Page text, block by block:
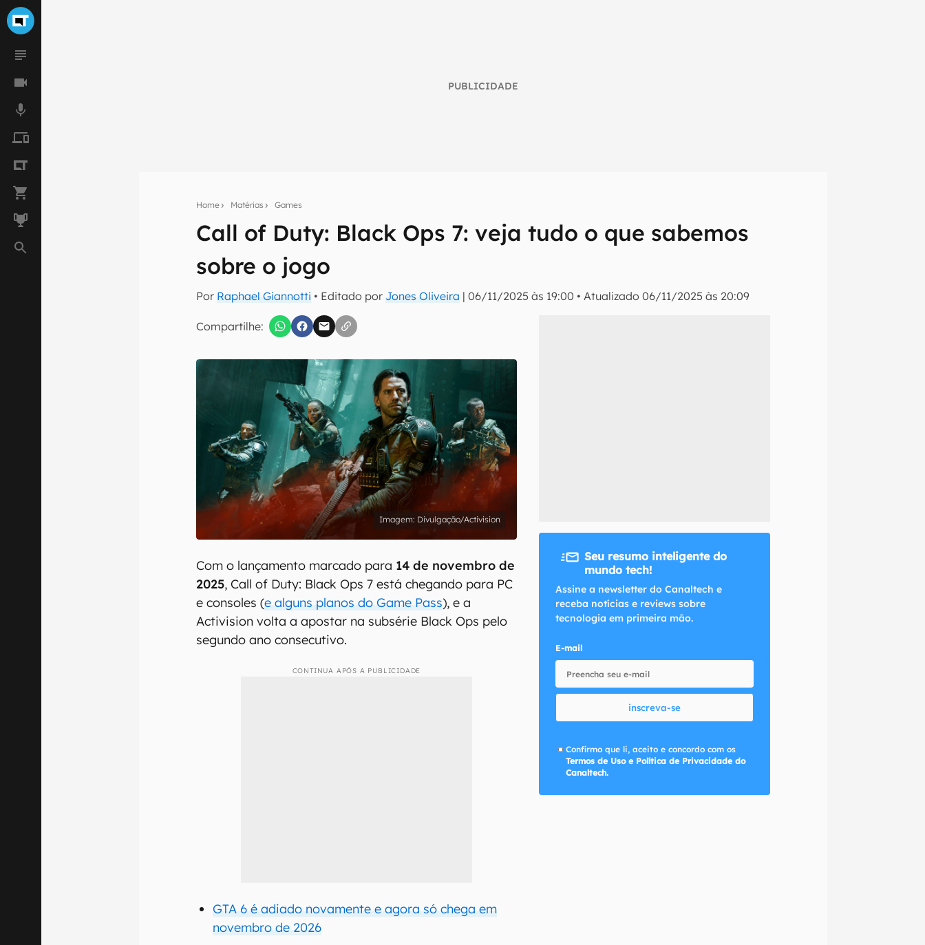
PUBLICIDADE
Home Matérias Games
Call of Duty: Black Ops 7: veja tudo o que sabemos
sobre o jogo
Por Raphael Giannotti • Editado por Jones Oliveira |06/11/2025 às 19:00 •Atualizado06/11/2025 às 20:09
Compartilhe:
Seu resumo inteligente do mundo tech!
Assine a newsletter do Canaltech e receba notícias e reviews sobre tecnologia em primeira
inscreva-se
Confirmo que li, aceito e concordo com os Termos de Uso e Política de Privacidade do Canaltech.
Divulgação/Activision
Com o lançamento marcado para 14 de novembro de
2025, Call of Duty: Black Ops 7 está chegando para PC
e consoles (e alguns planos do Game Pass), e a
Activision volta a apostar na subsérie Black Ops pelo
segundo ano consecutivo.
CONTINUA APÓS A PUBLICIDADE
GTA 6 é adiado novamente e agora só chega em
novembro de 2026
Seu resumo inteligente do
mundo tech!
Assine a newsletter do Canaltech e
receba notícias e reviews sobre
tecnologia em primeira mão.
E-mail
inscreva-se
Confirmo que li, aceito e concordo com os
Termos de Uso e Política de Privacidade do
Canaltech.